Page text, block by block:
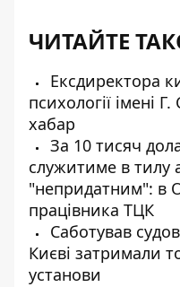
ЧИТАЙТЕ
Ексдиректора
психології імені
хабар
За 10 тисяч
служитиме в тилу
"непридатним": в
працівника ТЦК
Саботував
Києві затримали
установи